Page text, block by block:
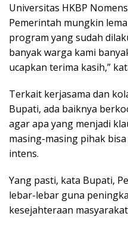
Universitas HKBP
Pemerintah mungkin
program yang sudah
banyak warga kami
ucapkan terima kasih,”
Terkait kerjasama dan
Bupati, ada baiknya
agar apa yang menjadi
masing-masing pihak
intens.
Yang pasti, kata Bupati,
lebar-lebar guna
kesejahteraan